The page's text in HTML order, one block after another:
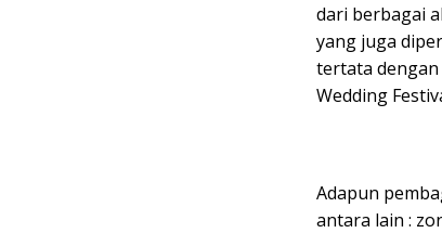
dari berbagai
yang juga
tertata
Wedding
Adapun
antara lain :